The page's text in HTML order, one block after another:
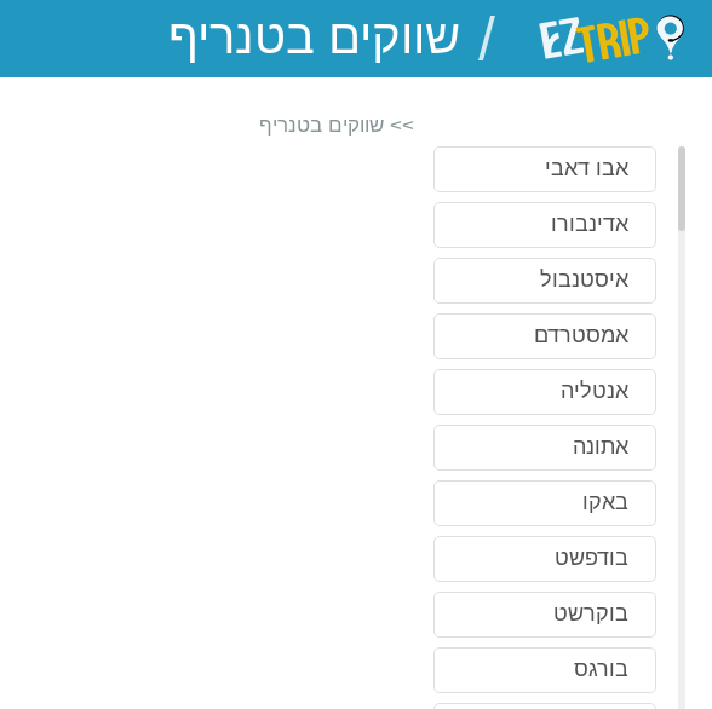
EZTrip
/
אבו דאבי
אדינבורו
איסטנבול
אמסטרדם
אנטליה
אתונה
באקו
בודפשט
בוקרשט
בורגס
>> שווקים בטנריף